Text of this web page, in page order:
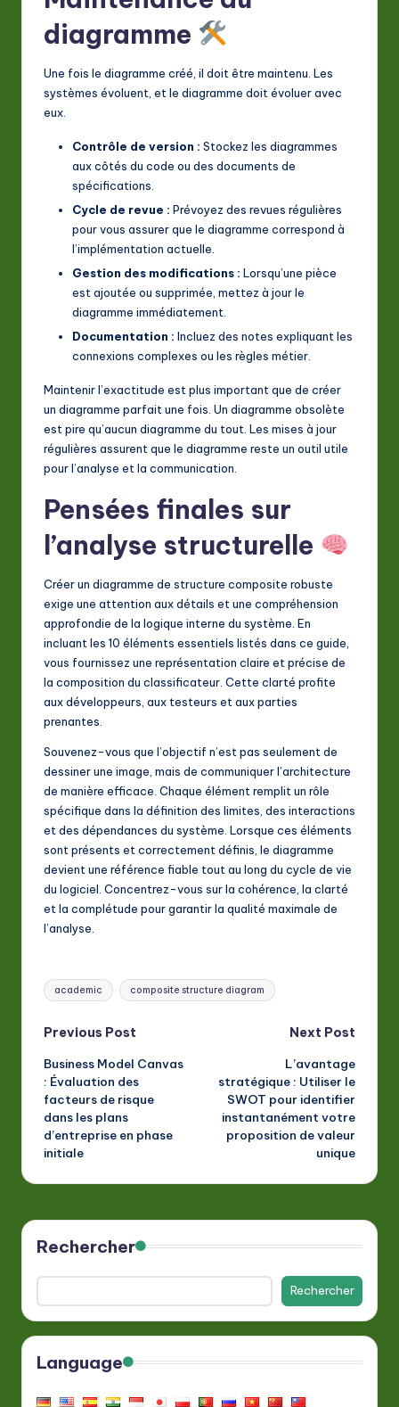
diagramme
Une fois le diagramme créé, il doit être maintenu. Les
systèmes évoluent, et le diagramme doit évoluer avec
eux.
Contrôle de version : Stockez les diagrammes
aux côtés du code ou des documents de
spécifications.
Cycle de revue : Prévoyez des revues régulières
pour vous assurer que le diagramme correspond à
l’implémentation actuelle.
Gestion des modifications : Lorsqu’une pièce
est ajoutée ou supprimée, mettez à jour le
diagramme immédiatement.
Documentation : Incluez des notes expliquant les
connexions complexes ou les règles métier.
Maintenir l’exactitude est plus important que de créer
un diagramme parfait une fois. Un diagramme obsolète
est pire qu’aucun diagramme du tout. Les mises à jour
régulières assurent que le diagramme reste un outil utile
pour l’analyse et la communication.
Pensées finales sur
l’analyse structurelle
Créer un diagramme de structure composite robuste
exige une attention aux détails et une compréhension
approfondie de la logique interne du système. En
incluant les 10 éléments essentiels listés dans ce guide,
vous fournissez une représentation claire et précise de
la composition du classificateur. Cette clarté profite
aux développeurs, aux testeurs et aux parties
prenantes.
Souvenez-vous que l’objectif n’est pas seulement de
dessiner une image, mais de communiquer l’architecture
de manière efficace. Chaque élément remplit un rôle
spécifique dans la définition des limites, des interactions
et des dépendances du système. Lorsque ces éléments
sont présents et correctement définis, le diagramme
devient une référence fiable tout au long du cycle de vie
du logiciel. Concentrez-vous sur la cohérence, la clarté
et la complétude pour garantir la qualité maximale de
l’analyse.
Tags:
academic composite structure diagram
Post
navigation
Previous Post
Business Model Canvas
: Évaluation des
facteurs de risque
dans les plans
d’entreprise en phase
initiale
Next Post
L’avantage
stratégique : Utiliser le
SWOT pour identifier
instantanément votre
proposition de valeur
unique
Rechercher
Rechercher
Language